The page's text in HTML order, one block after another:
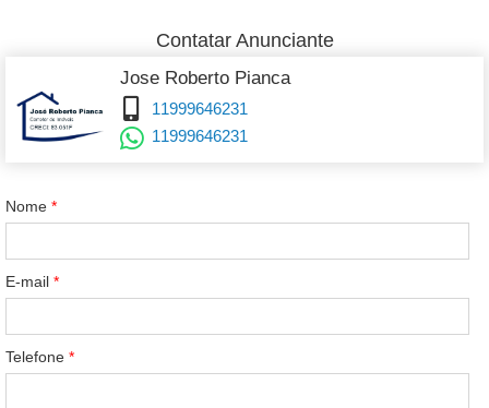
Contatar Anunciante
Jose Roberto Pianca
11999646231
11999646231
Nome *
E-mail *
Telefone *